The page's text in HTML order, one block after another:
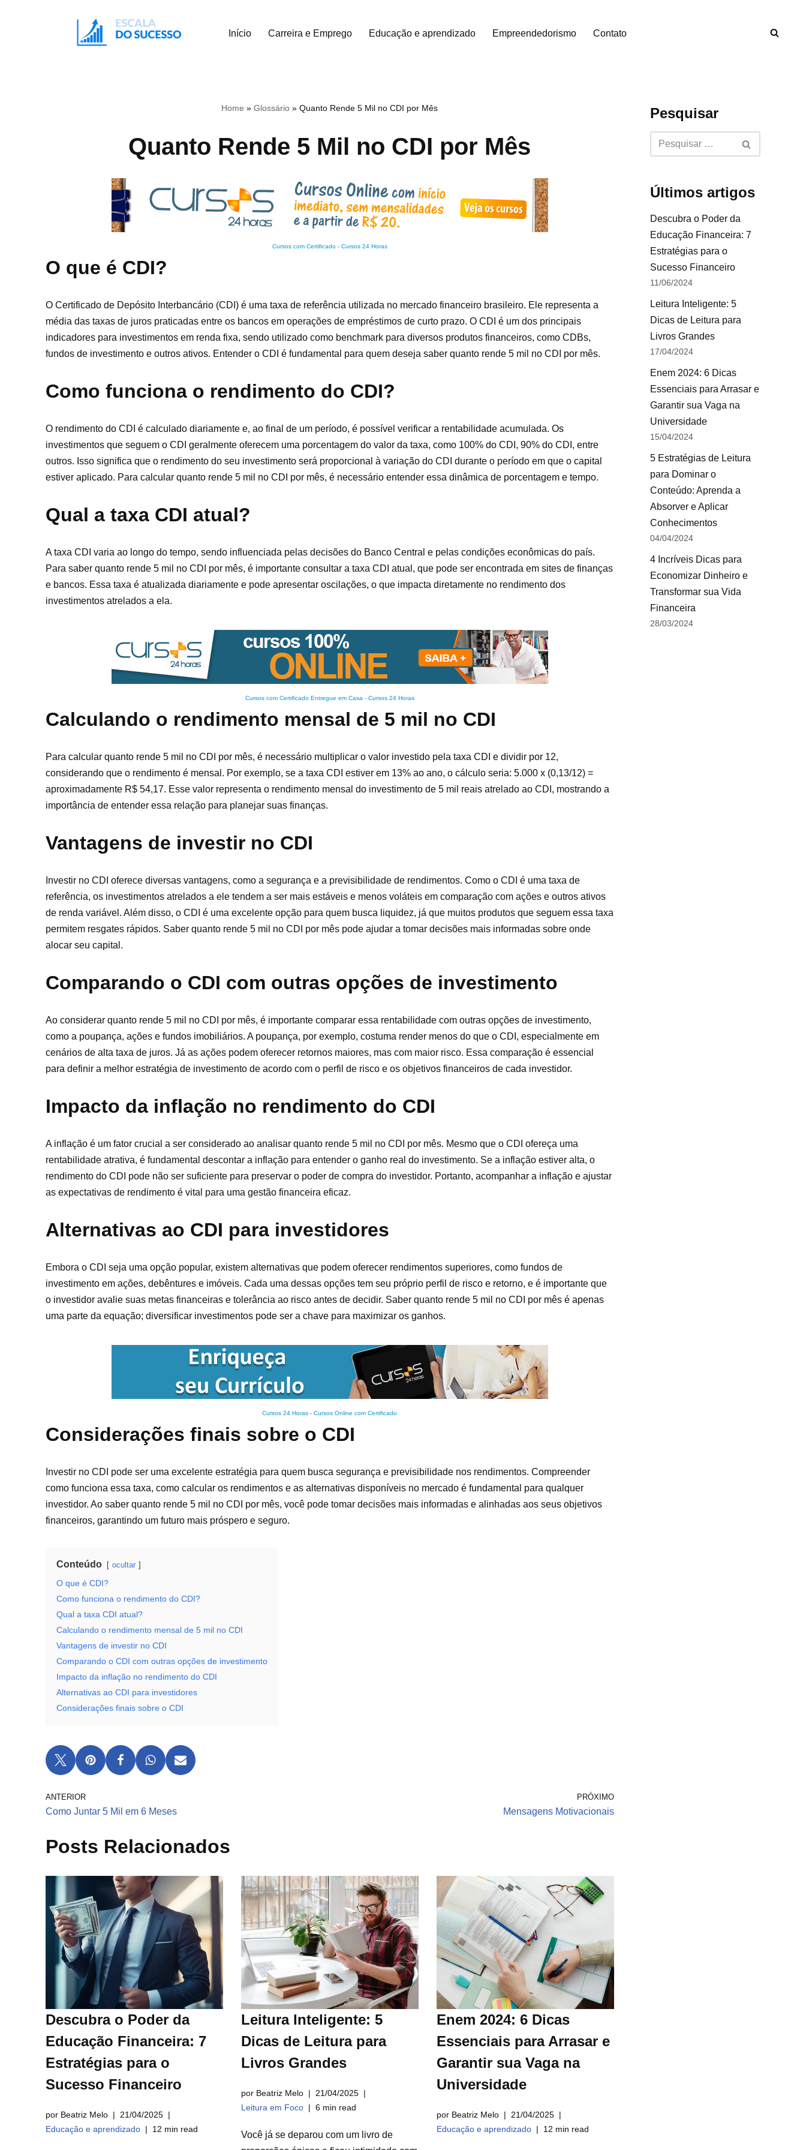
Início Carreira e Emprego Educação e aprendizado Empreendedorismo Contato
Home »Glossário »Quanto Rende 5 Mil no CDI por Mês
Quanto Rende 5 Mil no CDI por Mês
Cursos com Certificado- Cursos 24 Horas
O que é CDI?
O Certificado de Depósito Interbancário (CDI) é uma taxa de referência utilizada no mercado financeiro brasileiro. Ele representa a
média das taxas de juros praticadas entre os bancos em operações de empréstimos de curto prazo. O CDI é um dos principais
indicadores para investimentos em renda fixa, sendo utilizado como benchmark para diversos produtos financeiros, como CDBs,
fundos de investimento e outros ativos. Entender o CDI é fundamental para quem deseja saber quanto rende 5 mil no CDI por mês.
Como funciona o rendimento do CDI?
O rendimento do CDI é calculado diariamente e, ao final de um período, é possível verificar a rentabilidade acumulada. Os
investimentos que seguem o CDI geralmente oferecem uma porcentagem do valor da taxa, como 100% do CDI, 90% do CDI, entre
outros. Isso significa que o rendimento do seu investimento será proporcional à variação do CDI durante o período em que o capital
estiver aplicado. Para calcular quanto rende 5 mil no CDI por mês, é necessário entender essa dinâmica de porcentagem e tempo.
Qual a taxa CDI atual?
A taxa CDI varia ao longo do tempo, sendo influenciada pelas decisões do Banco Central e pelas condições econômicas do país.
Para saber quanto rende 5 mil no CDI por mês, é importante consultar a taxa CDI atual, que pode ser encontrada em sites de finanças
e bancos. Essa taxa é atualizada diariamente e pode apresentar oscilações, o que impacta diretamente no rendimento dos
investimentos atrelados a ela.
Cursos com Certificado Entregue em Casa - Cursos 24 Horas
Calculando o rendimento mensal de 5 mil no CDI
Para calcular quanto rende 5 mil no CDI por mês, é necessário multiplicar o valor investido pela taxa CDI e dividir por 12,
considerando que o rendimento é mensal. Por exemplo, se a taxa CDI estiver em 13% ao ano, o cálculo seria: 5.000 x (0,13/12) =
aproximadamente R$ 54,17. Esse valor representa o rendimento mensal do investimento de 5 mil reais atrelado ao CDI, mostrando a
importância de entender essa relação para planejar suas finanças.
Vantagens de investir no CDI
Investir no CDI oferece diversas vantagens, como a segurança e a previsibilidade de rendimentos. Como o CDI é uma taxa de
referência, os investimentos atrelados a ele tendem a ser mais estáveis e menos voláteis em comparação com ações e outros ativos
de renda variável. Além disso, o CDI é uma excelente opção para quem busca liquidez, já que muitos produtos que seguem essa taxa
permitem resgates rápidos. Saber quanto rende 5 mil no CDI por mês pode ajudar a tomar decisões mais informadas sobre onde
alocar seu capital.
Comparando o CDI com outras opções de investimento
Ao considerar quanto rende 5 mil no CDI por mês, é importante comparar essa rentabilidade com outras opções de investimento,
como a poupança, ações e fundos imobiliários. A poupança, por exemplo, costuma render menos do que o CDI, especialmente em
cenários de alta taxa de juros. Já as ações podem oferecer retornos maiores, mas com maior risco. Essa comparação é essencial
para definir a melhor estratégia de investimento de acordo com o perfil de risco e os objetivos financeiros de cada investidor.
Impacto da inflação no rendimento do CDI
A inflação é um fator crucial a ser considerado ao analisar quanto rende 5 mil no CDI por mês. Mesmo que o CDI ofereça uma
rentabilidade atrativa, é fundamental descontar a inflação para entender o ganho real do investimento. Se a inflação estiver alta, o
rendimento do CDI pode não ser suficiente para preservar o poder de compra do investidor. Portanto, acompanhar a inflação e ajustar
as expectativas de rendimento é vital para uma gestão financeira eficaz.
Alternativas ao CDI para investidores
Embora o CDI seja uma opção popular, existem alternativas que podem oferecer rendimentos superiores, como fundos de
investimento em ações, debêntures e imóveis. Cada uma dessas opções tem seu próprio perfil de risco e retorno, e é importante que
o investidor avalie suas metas financeiras e tolerância ao risco antes de decidir. Saber quanto rende 5 mil no CDI por mês é apenas
uma parte da equação; diversificar investimentos pode ser a chave para maximizar os ganhos.
Cursos 24 Horas - Cursos Online com Certificado
Considerações finais sobre o CDI
Investir no CDI pode ser uma excelente estratégia para quem busca segurança e previsibilidade nos rendimentos. Compreender
como funciona essa taxa, como calcular os rendimentos e as alternativas disponíveis no mercado é fundamental para qualquer
investidor. Ao saber quanto rende 5 mil no CDI por mês, você pode tomar decisões mais informadas e alinhadas aos seus objetivos
financeiros, garantindo um futuro mais próspero e seguro.
Conteúdo ocultar
O que é CDI?
Como funciona o rendimento do CDI?
Qual a taxa CDI atual?
Calculando o rendimento mensal de 5 mil no CDI
Vantagens de investir no CDI
Comparando o CDI com outras opções de investimento
Impacto da inflação no rendimento do CDI
Alternativas ao CDI para investidores
Considerações finais sobre o CDI
ANTERIOR
Como Juntar 5 Mil em 6 Meses
PRÓXIMO
Mensagens Motivacionais
Posts Relacionados
Descubra o Poder da
Educação Financeira: 7
Estratégias para o
Sucesso Financeiro
por Beatriz Melo
21/04/2025
Educação e aprendizado
12 min read
Leitura Inteligente: 5
Dicas de Leitura para
Livros Grandes
por Beatriz Melo
21/04/2025
Leitura em Foco
6 min read
Você já se deparou com um livro de
Enem 2024: 6 Dicas
Essenciais para Arrasar e
Garantir sua Vaga na
Universidade
por Beatriz Melo
21/04/2025
Educação e aprendizado
12 min read
Pesquisar
Últimos artigos
Descubra o Poder da
Educação Financeira: 7
Estratégias para o
Sucesso Financeiro
11/06/2024
Leitura Inteligente: 5
Dicas de Leitura para
Livros Grandes
17/04/2024
Enem 2024: 6 Dicas
Essenciais para Arrasar e
Garantir sua Vaga na
Universidade
15/04/2024
5 Estratégias de Leitura
para Dominar o
Conteúdo: Aprenda a
Absorver e Aplicar
Conhecimentos
04/04/2024
4 Incríveis Dicas para
Economizar Dinheiro e
Transformar sua Vida
Financeira
28/03/2024